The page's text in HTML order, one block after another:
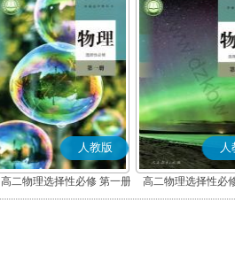
人教版
高二物理选择性必修 第一册
人
高二物理选择性必